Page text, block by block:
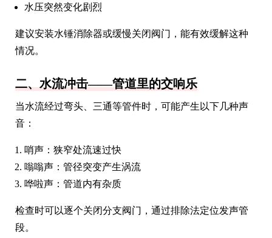
水压突然变化剧烈
建议安装水锤消除器或缓慢关闭阀门，能有效缓解这种
情况。
二、水流冲击——管道里的交响乐
当水流经过弯头、三通等管件时，可能产生以下几种声
音：
哨声：狭窄处流速过快
嗡嗡声：管径突变产生涡流
哗啦声：管道内有杂质
检查时可以逐个关闭分支阀门，通过排除法定位发声管
段。